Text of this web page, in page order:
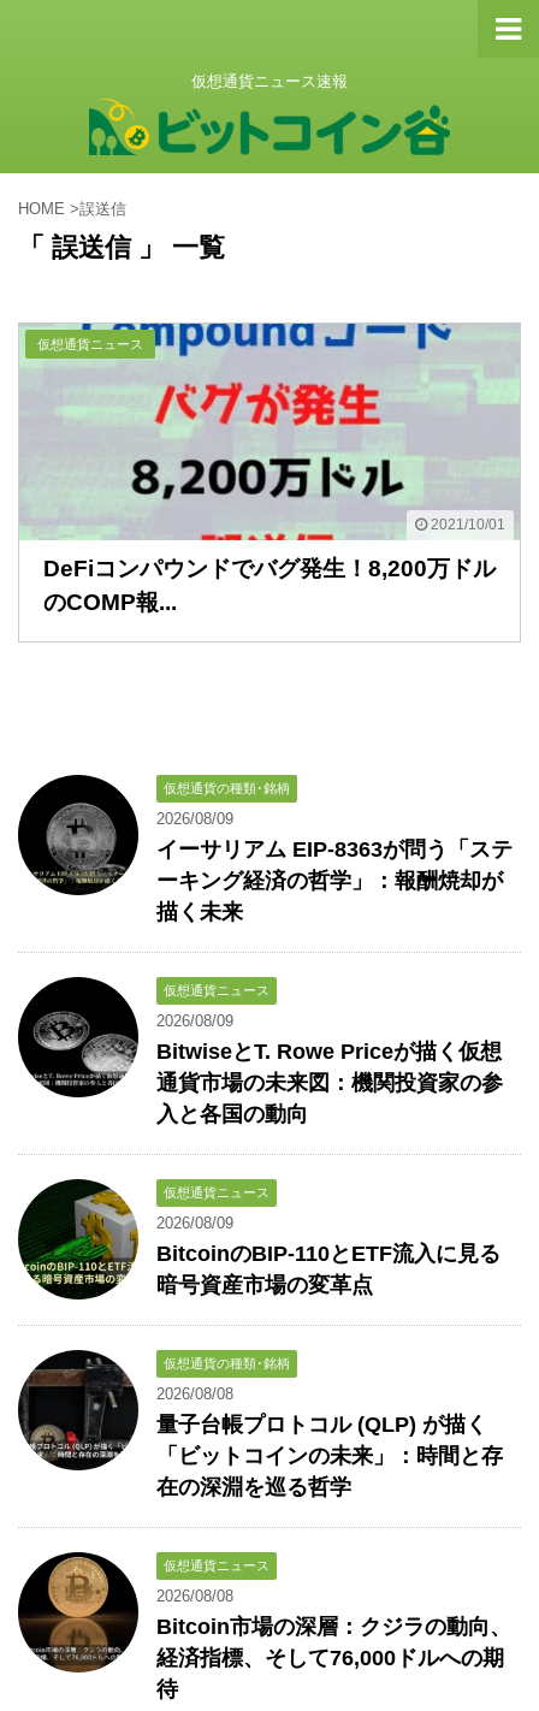
仮想通貨ニュース速報
HOME >誤送信
「 誤送信 」 一覧
2021/10/01
仮想通貨ニュース
DeFiコンパウンドでバグ発生！8,200万ドル
のCOMP報...
仮想通貨の種類･銘柄
2026/08/09
イーサリアム EIP-8363が問う「ステ
ーキング経済の哲学」：報酬焼却が
描く未来
仮想通貨ニュース
2026/08/09
BitwiseとT. Rowe Priceが描く仮想
通貨市場の未来図：機関投資家の参
入と各国の動向
仮想通貨ニュース
2026/08/09
BitcoinのBIP-110とETF流入に見る
暗号資産市場の変革点
仮想通貨の種類･銘柄
2026/08/08
量子台帳プロトコル (QLP) が描く
「ビットコインの未来」：時間と存
在の深淵を巡る哲学
仮想通貨ニュース
2026/08/08
Bitcoin市場の深層：クジラの動向、
経済指標、そして76,000ドルへの期
待